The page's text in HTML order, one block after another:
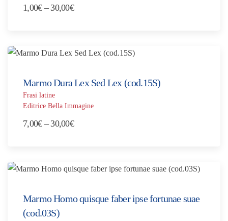
1,00€ – 30,00€Fascia
da
a
Marmo Dura Lex Sed Lex (cod.15S)
Frasi latine
Editrice Bella Immagine
7,00€ – 30,00€Fascia
da
Marmo Homo quisque faber ipse fortunae suae
(cod.03S)